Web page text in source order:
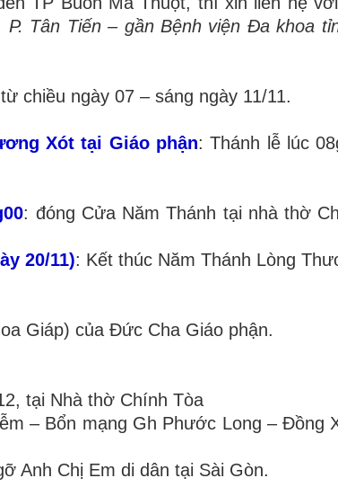
P. Tân Tiến – gần Bệnh viện Đa khoa
chiều ngày 07 – sáng ngày 11/11.
Xót tại Giáo phận: Thánh lễ lúc
: đóng Cửa Năm Thánh tại nhà thờ
20/11): Kết thúc Năm Thánh Lòng
Giáp) của Đức Cha Giáo phận.
tại Nhà thờ Chính Tòa
– Bổn mạng Gh Phước Long – Đồng
Anh Chị Em di dân tại Sài Gòn.